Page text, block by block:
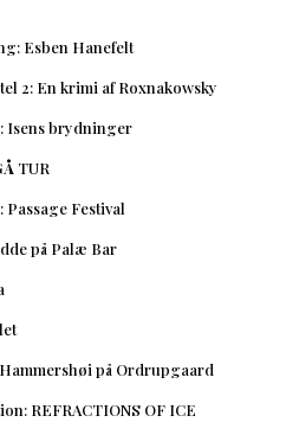
Esben Hanefelt
2: En krimi af Roxnakowsky
Isens brydninger
TUR
Festival
på Palæ Bar
på Ordrupgaard
REFRACTIONS OF ICE